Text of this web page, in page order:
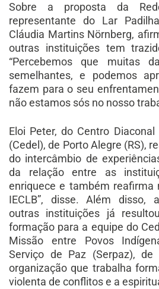
Sobre a proposta da
representante do Lar
Cláudia Martins Nörnberg,
outras instituições tem
“Percebemos que muitas
semelhantes, e podemos
fazem para o seu
não estamos sós no nosso
Eloi Peter, do Centro
(Cedel), de Porto Alegre (RS),
do intercâmbio de
da relação entre as
enriquece e também reafirma
IECLB”, disse. Além disso,
outras instituições já
formação para a equipe do
Missão entre Povos
Serviço de Paz (Serpaz), de
organização que trabalha
violenta de conflitos e a